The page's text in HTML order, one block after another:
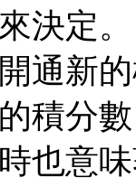
決定
通新
積分
也意